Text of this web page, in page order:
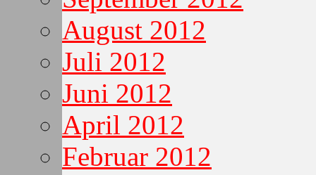
August 2012
Juli 2012
Juni 2012
April 2012
Februar 2012